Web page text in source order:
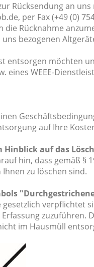
Rücksendung an
per Fax (+49 (0)
die Rücknahme
bezogenen
entsorgen möchten
eines WEEE-
auf Ihre
auf das
hin, dass gemäß §
zu löschen sind.
gesetzlich
zuzuführen.
im Hausmüll